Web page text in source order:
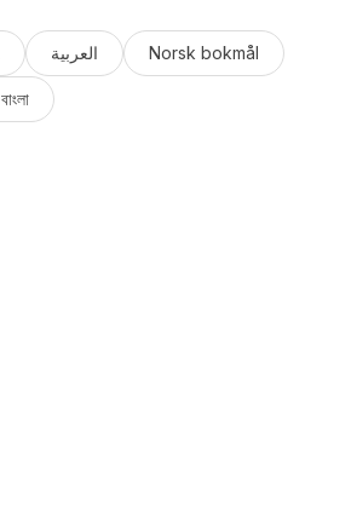
العربية Norsk bokmål
বাংলা